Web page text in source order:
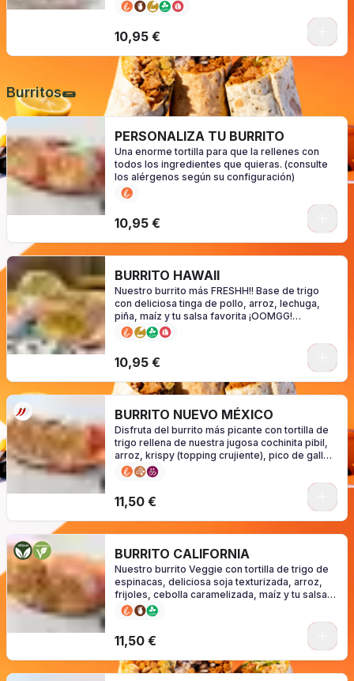
10,95 €
Burritos🌯
PERSONALIZA TU BURRITO
Una enorme tortilla para que la rellenes con
todos los ingredientes que quieras. (consulte
los alérgenos según su configuración)
10,95 €
BURRITO HAWAII
Nuestro burrito más FRESHH!! Base de trigo
con deliciosa tinga de pollo, arroz, lechuga,
piña, maíz y tu salsa favorita ¡OOMGG!
(consulte alérgenos en función de su salsa)
10,95 €
BURRITO NUEVO MÉXICO
Disfruta del burrito más picante con tortilla de
trigo rellena de nuestra jugosa cochinita pibil,
arroz, krispy (topping crujiente), pico de gallo,
jalapeños y tu salsa favorita. (consulte
alérgenos en función de su salsa).
11,50 €
BURRITO CALIFORNIA
Nuestro burrito Veggie con tortilla de trigo de
espinacas, deliciosa soja texturizada, arroz,
frijoles, cebolla caramelizada, maíz y tu salsa
favorita ¡NICEEE! (consulte alérgenos en
función de su salsa)
11,50 €